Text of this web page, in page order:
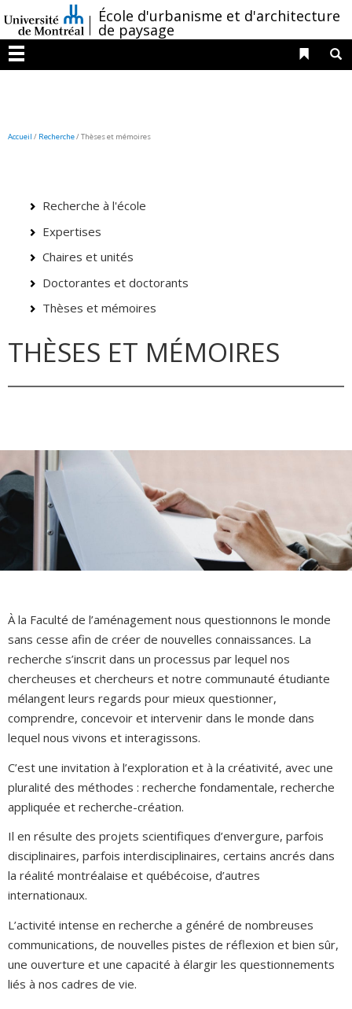
au
contenu
/École d'urbanisme et d'architecture
de paysage
Menu
Liens
Accueil / Recherche/Thèses et mémoires
Recherche à l'école
Expertises
Chaires et unités
Doctorantes et doctorants
Thèses et mémoires
THÈSES ET MÉMOIRES
À la Faculté de l’aménagement nous questionnons le monde
sans cesse afin de créer de nouvelles connaissances. La
recherche s’inscrit dans un processus par lequel nos
chercheuses et chercheurs et notre communauté étudiante
mélangent leurs regards pour mieux questionner,
comprendre, concevoir et intervenir dans le monde dans
lequel nous vivons et interagissons.
C’est une invitation à l’exploration et à la créativité, avec une
pluralité des méthodes : recherche fondamentale, recherche
appliquée et recherche-création.
Il en résulte des projets scientifiques d’envergure, parfois
disciplinaires, parfois interdisciplinaires, certains ancrés dans
la réalité montréalaise et québécoise, d’autres
internationaux.
L’activité intense en recherche a généré de nombreuses
communications, de nouvelles pistes de réflexion et bien sûr,
une ouverture et une capacité à élargir les questionnements
liés à nos cadres de vie.